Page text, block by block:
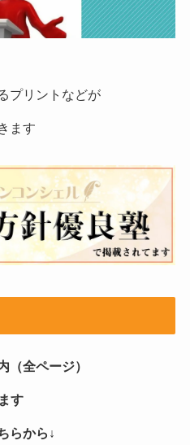
プリントなどが
ます
（全ページ）
す
らから↓